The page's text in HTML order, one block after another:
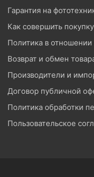
Гарантия на
Как совершить покупку
Политика в
Возврат и обмен
Производители и
Договор публичной
Политика обработки
Пользовательское